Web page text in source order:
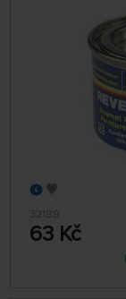
32188
63 Kč